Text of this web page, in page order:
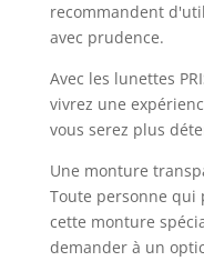
recommandent
avec prudence.
Avec les lunettes
vivrez une
vous serez plus
Une monture
Toute personne
cette monture
demander à un